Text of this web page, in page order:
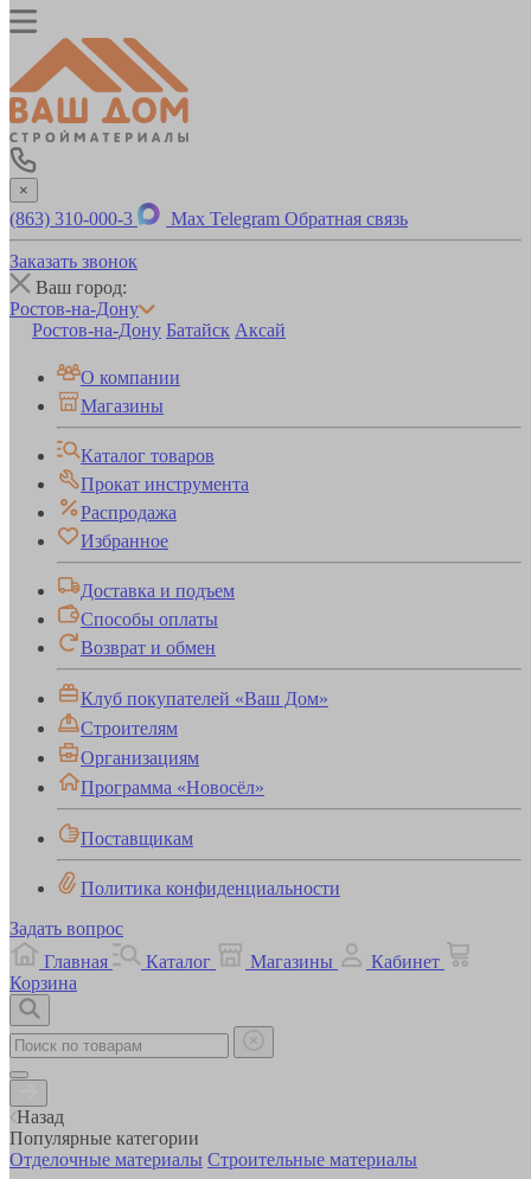
×
(863) 310-000-3 Max Telegram Обратная связь
Заказать звонок
Ваш город:
Ростов-на-Дону
Ростов-на-Дону Батайск Аксай
О компании
Магазины
Каталог товаров
Прокат инструмента
Распродажа
Избранное
Доставка и подъем
Способы оплаты
Возврат и обмен
Клуб покупателей «Ваш Дом»
Строителям
Организациям
Программа «Новосёл»
Поставщикам
Политика конфиденциальности
Задать вопрос
Главная
Каталог Магазины
Кабинет
Корзина
Назад
Популярные категории
Отделочные материалы Строительные материалы